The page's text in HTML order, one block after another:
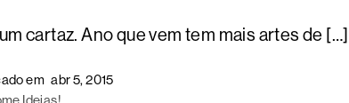
cartaz. Ano que vem tem mais artes de […]
em abr 5, 2015
Ideias!